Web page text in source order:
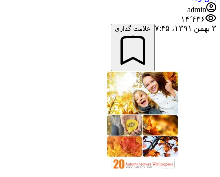
admin
۱۴٬۴۳۶
۳ بهمن ۱۳۹۱،‏ ۷:۴۵
علامت گذاری